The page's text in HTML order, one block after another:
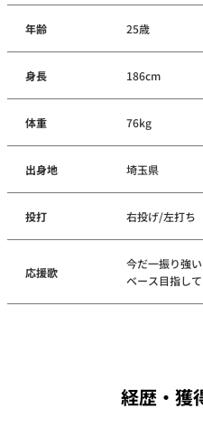
年齢 25歳
身長 186cm
体重 76kg
出身地 埼玉県
投打 右投げ/左打ち
応援歌
今だ一振り強
ベース目指し
経歴・獲